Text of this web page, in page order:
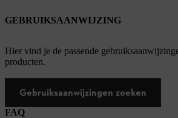
GEBRUIKSAANWIJZING
Hier vind je de passende
producten.
Gebruiksaanwijzingen zoeken
FAQ